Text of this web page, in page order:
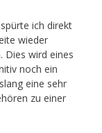
ich direkt
wieder
Dies wird eines
noch ein
eine sehr
zu einer